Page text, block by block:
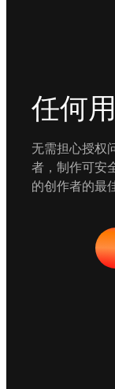
任何
无需担心授权
者，制作可安
的创作者的最